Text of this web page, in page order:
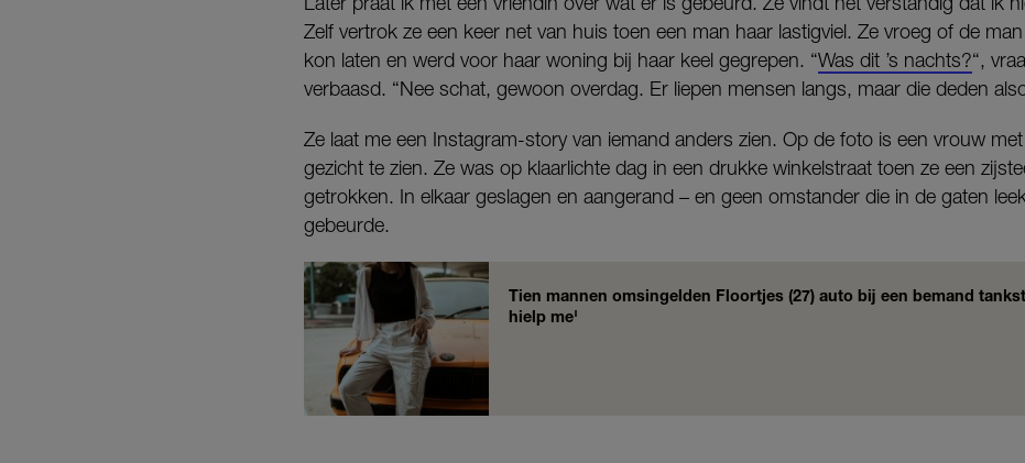
Zelf vertrok ze een keer net van huis toen een man haar lastigviel. Ze vroeg of de
kon laten en werd voor haar woning bij haar keel gegrepen. “Was dit ’s nachts?“,
verbaasd. “Nee schat, gewoon overdag. Er liepen mensen langs, maar die deden
Ze laat me een Instagram-story van iemand anders zien. Op de foto is een vrouw
gezicht te zien. Ze was op klaarlichte dag in een drukke winkelstraat toen ze een
getrokken. In elkaar geslagen en aangerand – en geen omstander die in de gaten
gebeurde.
Tien mannen omsingelden Floortjes (27) auto bij een bemand
hielp me'